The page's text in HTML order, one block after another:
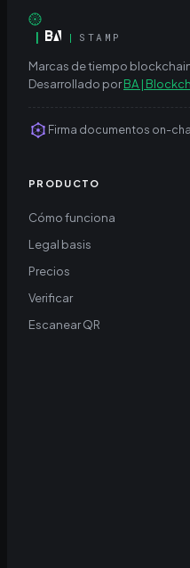
| | STAMP
Marcas de tiempo
Desarrollado porBA |
Firma documentos on-
PRODUCTO
Cómo funciona
Legal basis
Precios
Verificar
Escanear QR